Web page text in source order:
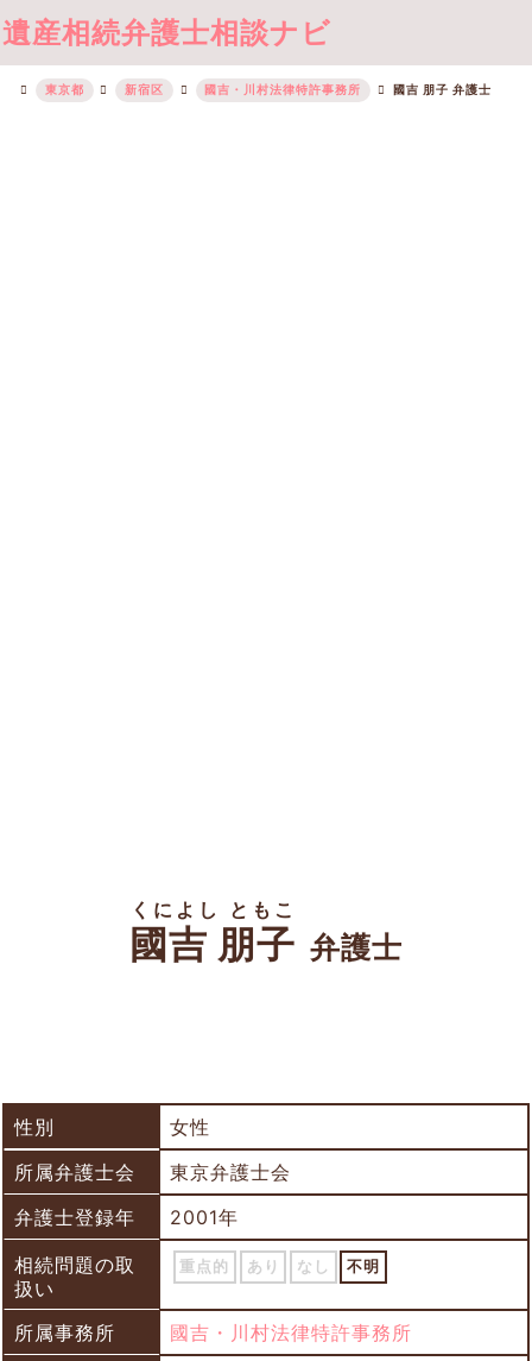
遺産相続弁護士相談ナビ
東京都 新宿区 國吉・川村法律特許事務所 國吉 朋子 弁護士
國吉 朋子
くによし ともこ
弁護士
性別
女性
所属弁護士会
東京弁護士会
弁護士登録年
2001年
相続問題の取
扱い
重点的 あり なし 不明
所属事務所
國吉・川村法律特許事務所